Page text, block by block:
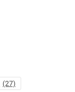
(27)